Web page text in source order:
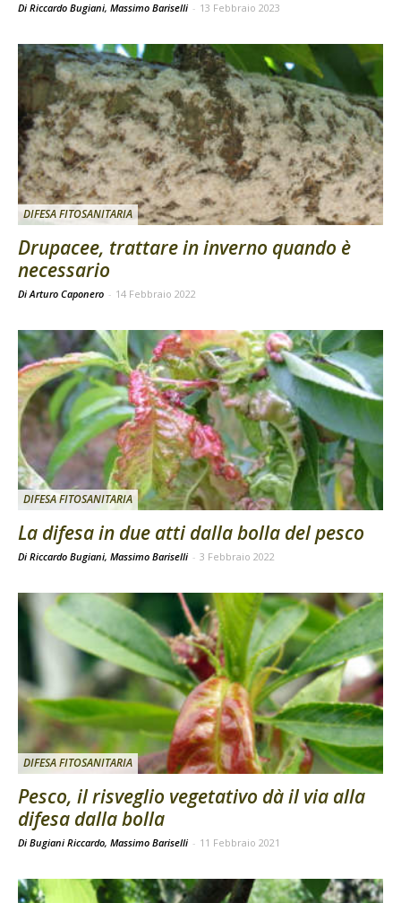
Di Riccardo Bugiani, Massimo Bariselli - 13 Febbraio 2023
DIFESA FITOSANITARIA
Drupacee, trattare in inverno quando è
necessario
Di Arturo Caponero - 14 Febbraio 2022
DIFESA FITOSANITARIA
La difesa in due atti dalla bolla del pesco
Di Riccardo Bugiani, Massimo Bariselli - 3 Febbraio 2022
DIFESA FITOSANITARIA
Pesco, il risveglio vegetativo dà il via alla
difesa dalla bolla
Di Bugiani Riccardo, Massimo Bariselli - 11 Febbraio 2021